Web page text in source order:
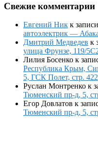
Свежие комментарии
Евгений Ник к записи
автоэлектрик —
Дмитрий Медведев к
улица Фрунзе, 119/
Лилия Босенко к
Республика Крым,
5, ГСК Полет, стр. 422
Руслан Монтренко к
Тюменский пр-д, 5,
Егор Довлатов к
Тюменский пр-д, 5,